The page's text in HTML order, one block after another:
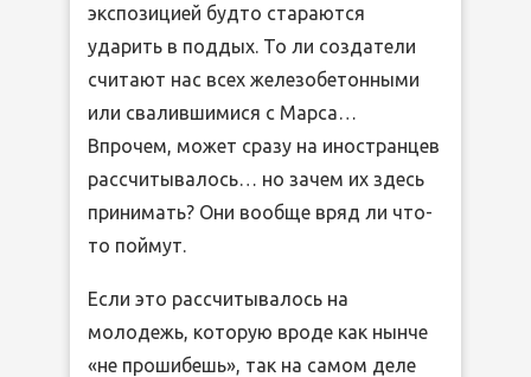
экспозицией будто стараются
ударить в поддых. То ли создатели
считают нас всех железобетонными
или свалившимися с Марса…
Впрочем, может сразу на иностранцев
рассчитывалось… но зачем их здесь
принимать? Они вообще вряд ли что-
то поймут.
Если это рассчитывалось на
молодежь, которую вроде как нынче
«не прошибешь», так на самом деле